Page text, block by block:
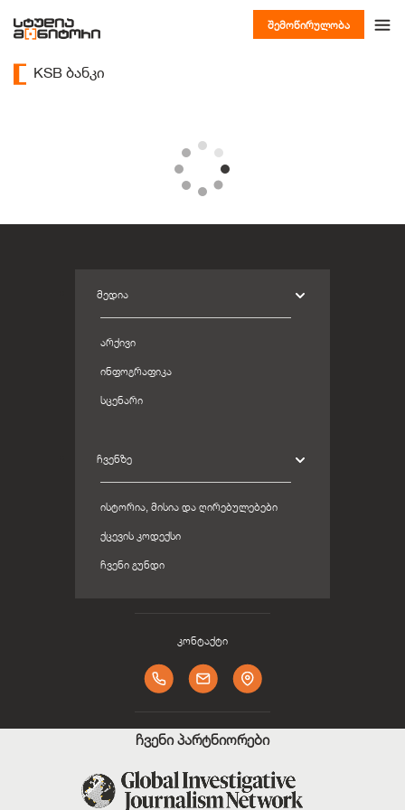
შემოწირულობა
KSB ბანკი
ᲛᲔᲓᲘᲐ
ᲐᲠᲥᲘᲕᲘ
ᲘᲜᲤᲝᲒᲠᲐᲤᲘᲙᲐ
ᲡᲪᲔᲜᲐᲠᲘ
ᲩᲕᲔᲜᲖᲔ
ᲘᲡᲢᲝᲠᲘᲐ, ᲛᲘᲡᲘᲐ ᲓᲐ ᲦᲘᲠᲔᲑᲣᲚᲔᲑᲔᲑᲘ
ᲥᲪᲔᲕᲘᲡ ᲙᲝᲓᲔᲥᲡᲘ
ᲩᲕᲔᲜᲘ ᲒᲣᲜᲓᲘ
კონტაქტი
ჩვენი პარტნიორები